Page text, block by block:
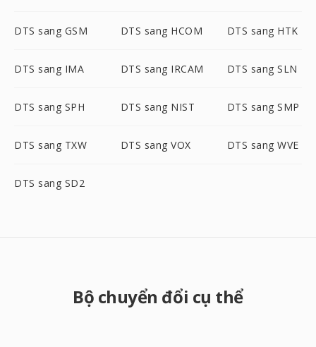
DTS sang GSM DTS sang HCOM DTS sang HTK
DTS sang IMA DTS sang IRCAM DTS sang SLN
DTS sang SPH DTS sang NIST DTS sang SMP
DTS sang TXW DTS sang VOX DTS sang WVE
DTS sang SD2
Bộ chuyển đổi cụ thể